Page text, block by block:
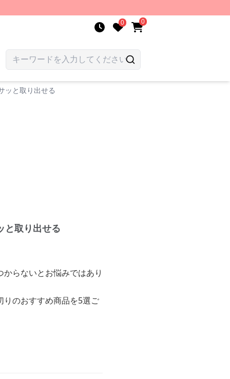
0 0
ッと取り出せる
と取り出せる
らないとお悩みではあり
りのおすすめ商品を5選ご